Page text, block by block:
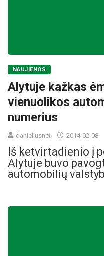
NAUJIENOS
Alytuje kažkas
vienuolikos
numerius
danieliusnet 2014-02-08
Iš ketvirtadienio į
Alytuje buvo
automobilių